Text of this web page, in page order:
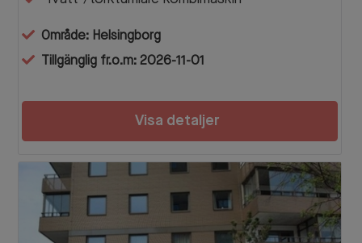
Område: Helsingborg
Tillgänglig fr.o.m: 2026-11-01
Visa detaljer